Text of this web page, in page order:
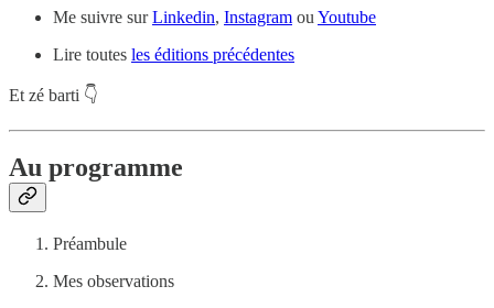
Me suivre surLinkedin, Instagram ou Youtube
Lire toutes les éditions précédentes
Et zé barti 👇
Au programme
Préambule
Mes observations